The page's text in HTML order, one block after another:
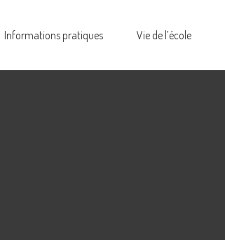
Informations pratiques Vie de l’école